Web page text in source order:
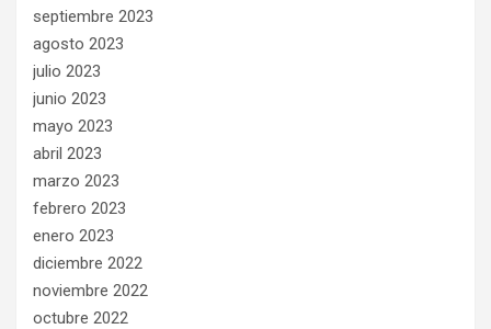
septiembre 2023
agosto 2023
julio 2023
junio 2023
mayo 2023
abril 2023
marzo 2023
febrero 2023
enero 2023
diciembre 2022
noviembre 2022
octubre 2022